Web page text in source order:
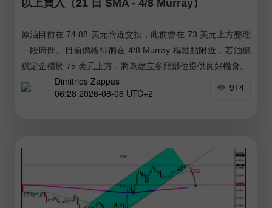
以上買入（21 日 SMA - 4/8 Murray）
原油目前在 74.88 美元附近交投，此前曾在 73 美元上方整理
一段時間。目前價格徘徊在 4/8 Murray 樞軸點附近，若油價
穩定企穩於 75 美元上方，將為建立多頭部位提供良好機會。
Dimitrios Zappas
06:28 2026-08-06 UTC+2
914